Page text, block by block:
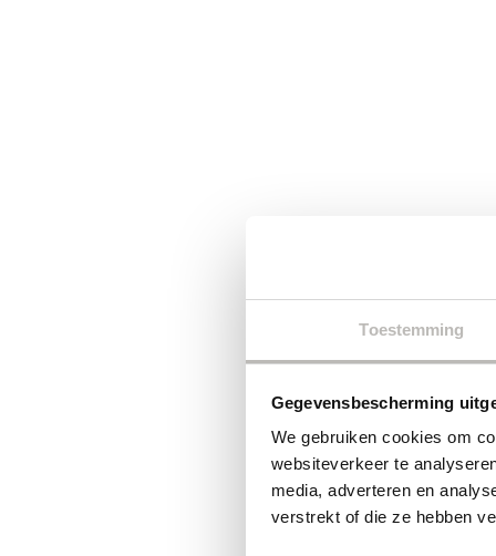
Toestemming
Gegevensbescherming
We gebruiken cookies om
websiteverkeer te
media, adverteren en
verstrekt of die ze hebben